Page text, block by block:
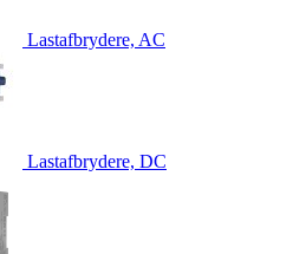
Lastafbrydere, AC
Lastafbrydere, DC